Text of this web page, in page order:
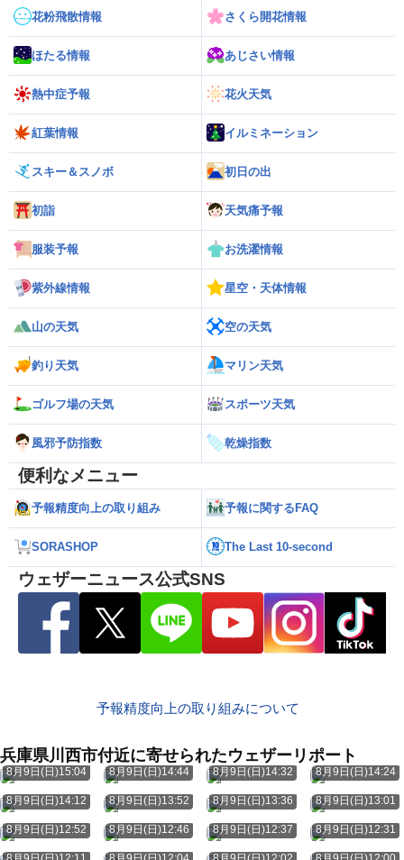
花粉飛散情報 さくら開花情報
ほたる情報 あじさい情報
熱中症予報 花火天気
紅葉情報 イルミネーション
スキー＆スノボ 初日の出
初詣 天気痛予報
服装予報 お洗濯情報
紫外線情報 星空・天体情報
山の天気 空の天気
釣り天気 マリン天気
ゴルフ場の天気 スポーツ天気
風邪予防指数 乾燥指数
便利なメニュー
予報精度向上の取り組み 予報に関するFAQ
SORASHOP The Last 10-second
ウェザーニュース公式SNS
予報精度向上の取り組みについて
兵庫県川西市付近に寄せられたウェザーリポート
8月9日(日)15:04 8月9日(日)14:44 8月9日(日)14:32 8月9日(日)14:24
8月9日(日)14:12 8月9日(日)13:52 8月9日(日)13:36 8月9日(日)13:01
8月9日(日)12:52 8月9日(日)12:46 8月9日(日)12:37 8月9日(日)12:31